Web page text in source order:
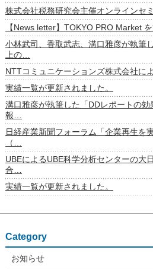
株式会社税務研究会主催オンライン
【News letter】TOKYO PRO Market
小林武司、香取武志、溝口雅彦が執筆
上の…
NTTコミュニケーションズ株式会社に
実績一覧が更新されました。
溝口雅彦が執筆した「DDレポートの
報…
日経産業新聞フォーラム「企業再生を
（…
UBEによるUBE科学分析センターの大
合…
実績一覧が更新されました。
Category
お知らせ